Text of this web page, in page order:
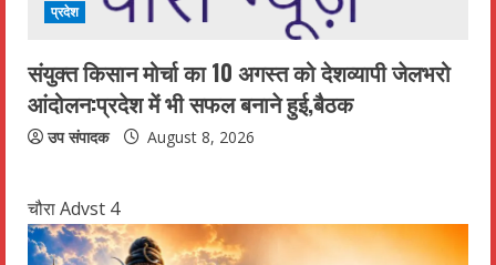
प्रदेश
संयुक्त किसान मोर्चा का 10 अगस्त को देशव्यापी जेलभरो
आंदोलन:प्रदेश में भी सफल बनाने हुई,बैठक
उप संपादक August 8, 2026
चौरा Advst 4